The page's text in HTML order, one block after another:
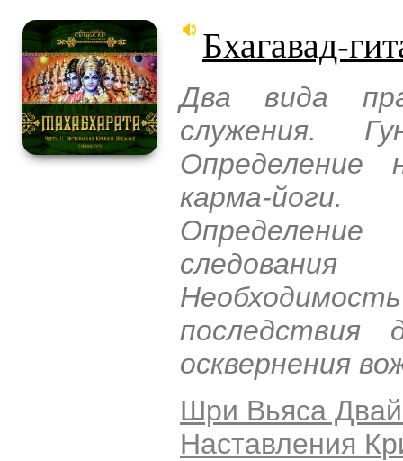
Бхагавад-
Два вида
служения.
Определение
карма-йоги.
последствия
осквернения
Шри Вьяса
Наставления